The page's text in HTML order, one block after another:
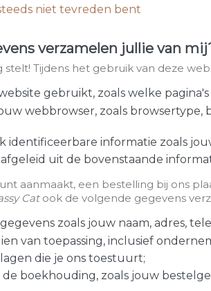
niet tevreden bent
verzamelen jullie van
stelt! Tijdens het gebruik van deze
gebruikt, zoals welke
webbrowser, zoals browsertype,
identificeerbare informatie zoals
uit de bovenstaande
aanmaakt, een bestelling bij ons
Catook de volgende gegevens
zoals jouw naam, adres,
van toepassing, inclusief
die je ons toestuurt;
boekhouding, zoals jouw